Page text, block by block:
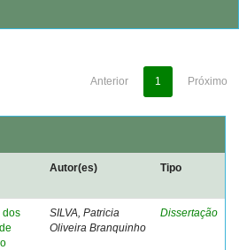
Anterior 1 Próximo
Autor(es) Tipo
dos
SILVA, Patricia
Oliveira Branquinho
Dissertação